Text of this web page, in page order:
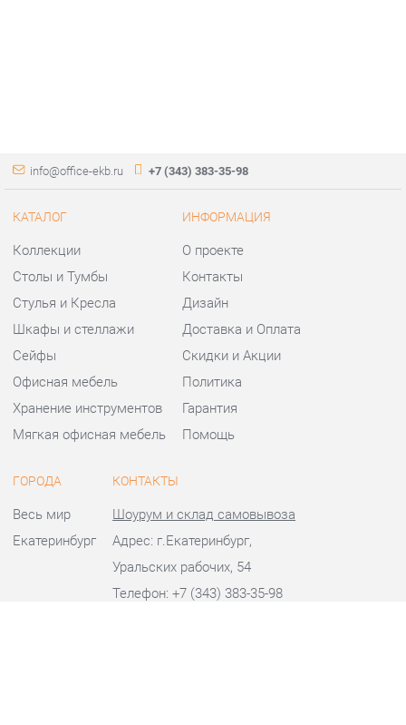
КАТАЛОГ
Стулья и Кресла
Шкафы и стеллажи
Сейфы
Офисная мебель
Хранение инструментов
Мягкая офисная мебель
ИНФОРМАЦИЯ
Дизайн
Доставка и Оплата
Скидки и Акции
Политика
Гарантия
Помощь
Екатеринбург
КОНТАКТЫ
Адрес: г.Екатеринбург,
Уральских рабочих, 54
Телефон: +7 (343) 383-35-98
Часы работы:
10:00 - 20:00 (GMT+5)